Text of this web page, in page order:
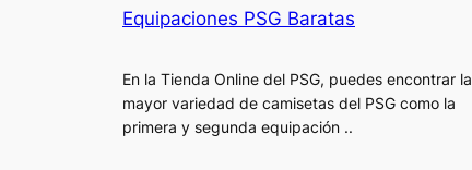
Equipaciones PSG Baratas
En la Tienda Online del PSG, puedes encontrar la
mayor variedad de camisetas del PSG como la
primera y segunda equipación ..